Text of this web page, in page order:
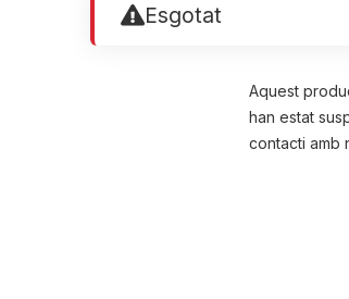
Esgotat
Aquest
han estat
contacti amb